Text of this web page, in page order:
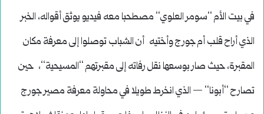
في بيت الأم ‘‘سومر العلوي‘‘ مصطحبا معه فيديو يوثق أقواله، الخبر
الذي أراح قلب أم جورج وأختيه أن الشباب توصلوا إلى معرفة مكان
المقبرة، حيث صار بوسعها نقل رفاته إلى مقبرتهم ‘‘المسيحية‘‘، حين
تصارح ‘‘أبونا‘‘ — الذي انخرط طويلا في محاولة معرفة مصير جورج